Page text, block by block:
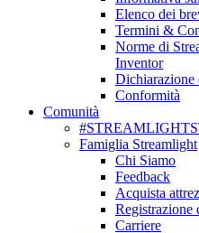
Elenco dei
Termini &
Norme di
Inventor
Dichiarazione
Conformità
Comunità
Famiglia Streamlight
Chi Siamo
Feedback
Acquista
Registrazione
Carriere